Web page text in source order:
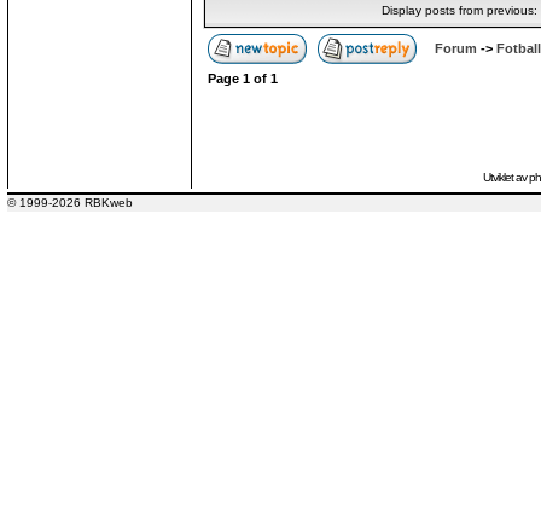
Display posts from previous:
Forum ->
Page 1 of 1
Utviklet av
© 1999-2026 RBKweb